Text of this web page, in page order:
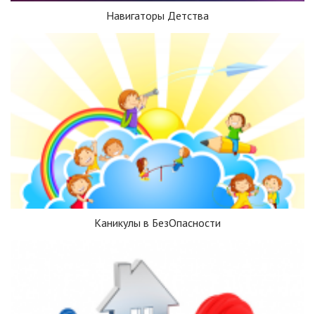
Навигаторы Детства
Каникулы в БезОпасности